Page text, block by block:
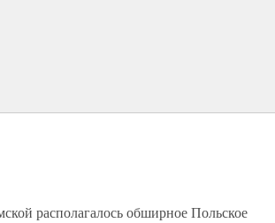
располагалось обширное Польское